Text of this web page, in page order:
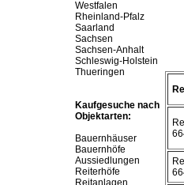
Westfalen
Rheinland-Pfalz
Saarland
Sachsen
Sachsen-Anhalt
Schleswig-Holstein
Thueringen
Kaufgesuche nach
Objektarten:
Bauernhäuser
Bauernhöfe
Aussiedlungen
Reiterhöfe
Reitanlagen